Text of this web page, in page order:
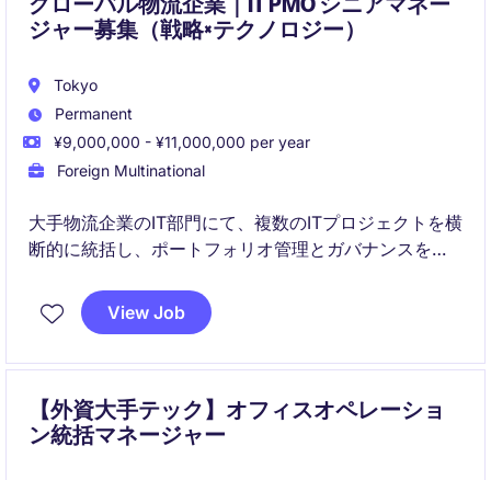
ジャー募集（戦略×テクノロジー）
Tokyo
Permanent
¥9,000,000 - ¥11,000,000 per year
Foreign Multinational
大手物流企業のIT部門にて、複数のITプロジェクトを横
断的に統括し、ポートフォリオ管理とガバナンスを担
物流×ITの戦略的パートナーとして、新規ビジネス立ち
View Job
【外資大手テック】オフィスオペレーショ
ン統括マネージャー